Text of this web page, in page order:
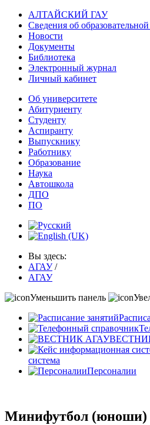
АЛТАЙСКИЙ ГАУ
Сведения об
Новости
Документы
Библиотека
Электронный журнал
Личный кабинет
Об университете
Абитуриенту
Студенту
Аспиранту
Выпускнику
Работнику
Образование
Наука
Автошкола
ДПО
ПО
Вы здесь:
АГАУ /
АГАУ
Уменьшить панель
система
Персоналии
Минифутбол (юноши)